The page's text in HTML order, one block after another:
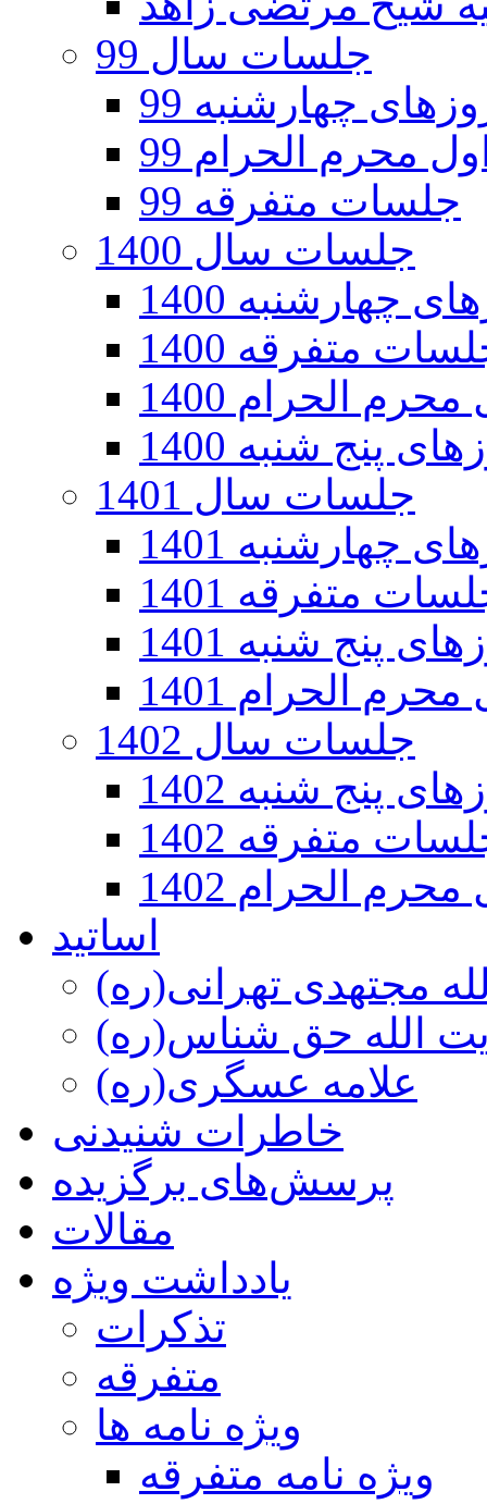
جلسات سال 99
چهارشنبه 99
محرم الحرام 99
جلسات متفرقه 99
جلسات سال 1400
چهارشنبه 1400
متفرقه 1400
الحرام 1400
پنج شنبه 1400
جلسات سال 1401
چهارشنبه 1401
متفرقه 1401
پنج شنبه 1401
الحرام 1401
جلسات سال 1402
پنج شنبه 1402
متفرقه 1402
الحرام 1402
اساتید
مجتهدی تهرانی(ره)
الله حق شناس(ره)
علامه عسگری(ره)
خاطرات شنیدنی
پرسش‌های برگزیده
مقالات
یادداشت ویژه
تذكرات
متفرقه
ويژه نامه ها
ويژه نامه متفرقه